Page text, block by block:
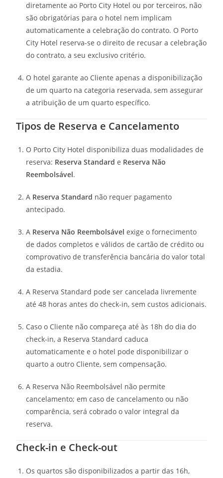
diretamente ao Porto City Hotel ou por terceiros, não
são obrigatórias para o hotel nem implicam
automaticamente a celebração do contrato. O Porto
City Hotel reserva-se o direito de recusar a celebração
do contrato, a seu exclusivo critério.
O hotel garante ao Cliente apenas a disponibilização
de um quarto na categoria reservada, sem assegurar
a atribuição de um quarto específico.
Tipos de Reserva e Cancelamento
O Porto City Hotel disponibiliza duas modalidades de
reserva: Reserva Standarde Reserva Não
Reembolsável.
A Reserva Standard não requer pagamento
antecipado.
A Reserva Não Reembolsável exige o fornecimento
de dados completos e válidos de cartão de crédito ou
comprovativo de transferência bancária do valor total
da estadia.
A Reserva Standard pode ser cancelada livremente
até 48 horas antes do check-in, sem custos adicionais.
Caso o Cliente não compareça até às 18h do dia do
check-in, a Reserva Standard caduca
automaticamente e o hotel pode disponibilizar o
quarto a outro Cliente, sem compensação.
A Reserva Não Reembolsável não permite
cancelamento; em caso de cancelamento ou não
comparência, será cobrado o valor integral da
reserva.
Check-in e Check-out
Os quartos são disponibilizados a partir das 16h,